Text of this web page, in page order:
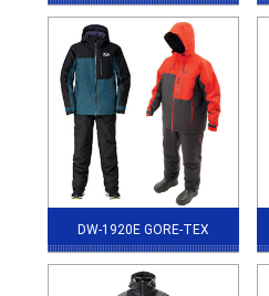
DW-1920E GORE-TEX